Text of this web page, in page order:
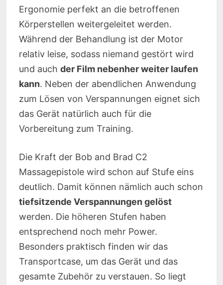
Ergonomie perfekt an die betroffenen
Körperstellen weitergeleitet werden.
Während der Behandlung ist der Motor
relativ leise, sodass niemand gestört wird
und auch der Film nebenher weiter laufen
kann. Neben der abendlichen Anwendung
zum Lösen von Verspannungen eignet sich
das Gerät natürlich auch für die
Vorbereitung zum Training.
Die Kraft der Bob and Brad C2
Massagepistole wird schon auf Stufe eins
deutlich. Damit können nämlich auch schon
tiefsitzende Verspannungen gelöst
werden. Die höheren Stufen haben
entsprechend noch mehr Power.
Besonders praktisch finden wir das
Transportcase, um das Gerät und das
gesamte Zubehör zu verstauen. So liegt